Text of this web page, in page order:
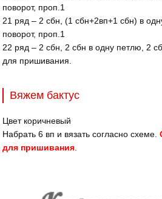
поворот, проп.1
21 ряд – 2 сбн, (1 сбн+2вп+1 сбн) в
поворот, проп.1
22 ряд – 2 сбн, 2 сбн в одну петлю, 2
для пришивания.
Вяжем бактус
Цвет коричневый
Набрать 6 вп и вязать согласно схеме.
для пришивания.